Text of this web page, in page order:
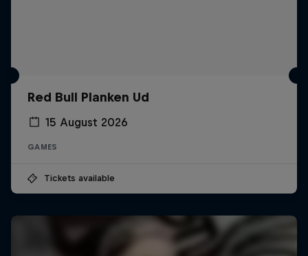
Red Bull Planken Ud
15 August 2026
GAMES
Tickets available